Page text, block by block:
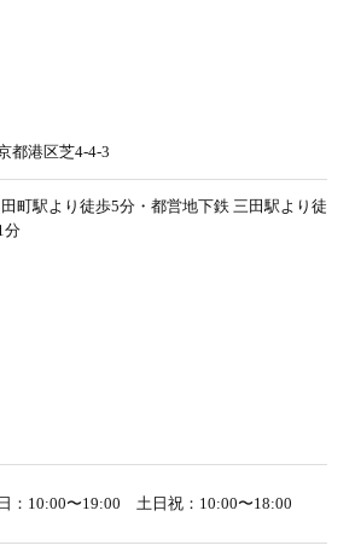
都港区芝4-4-3
田町駅より徒歩5分・都営地下鉄 三田駅より徒
分
：10:00〜19:00 土日祝：10:00〜18:00